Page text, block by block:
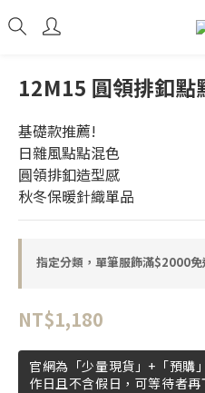
12M15 圓領排釦點
基礎款推薦!
日雜風點點混色
圓領排釦造型感
秋冬保暖針織單品
指定分類，單筆服飾滿$2000免
NT$1,180
官網為「少量現貨」+「預購
作日且不含假日，可等待者